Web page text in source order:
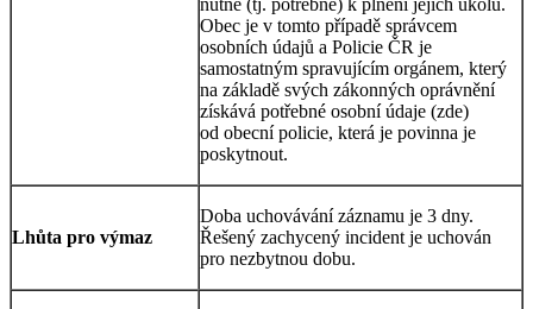
nutné (tj. potřebné) k plnění jejich úkolů.
Obec je v tomto případě správcem
osobních údajů a Policie ČR je
samostatným spravujícím orgánem, který
na základě svých zákonných oprávnění
získává potřebné osobní údaje (zde)
od obecní policie, která je povinna je
poskytnout.
Lhůta pro výmaz
Doba uchovávání záznamu je 3 dny.
Řešený zachycený incident je uchován
pro nezbytnou dobu.